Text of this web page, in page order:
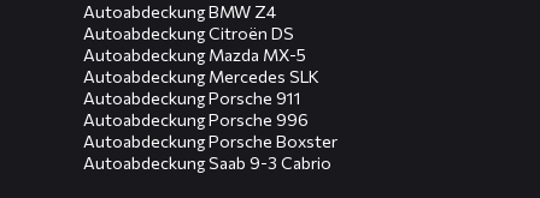
Autoabdeckung BMW Z4
Autoabdeckung Citroën DS
Autoabdeckung Mazda MX-5
Autoabdeckung Mercedes SLK
Autoabdeckung Porsche 911
Autoabdeckung Porsche 996
Autoabdeckung Porsche Boxster
Autoabdeckung Saab 9-3 Cabrio